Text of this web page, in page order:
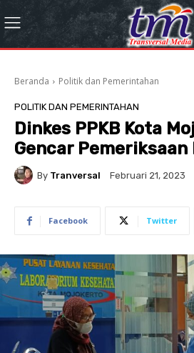
Beranda Politik dan Pemerintahan
POLITIK DAN PEMERINTAHAN
Dinkes PPKB Kota
Gencar Pemeriksaan
By Tranversal Februari 21, 2023
Facebook Twitter